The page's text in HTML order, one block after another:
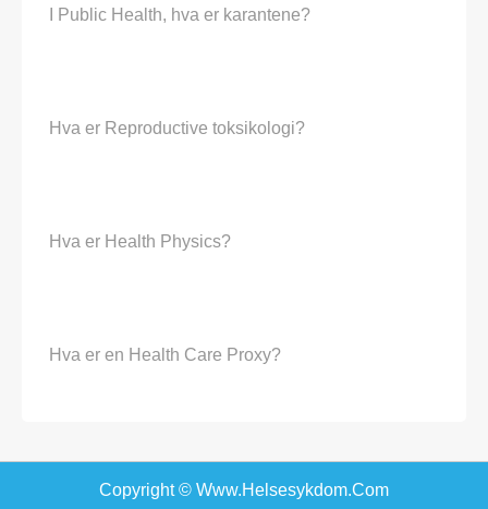
I Public Health, hva er karantene?
Hva er Reproductive toksikologi?
Hva er Health Physics?
Hva er en Health Care Proxy?
Copyright © Www.helsesykdom.com